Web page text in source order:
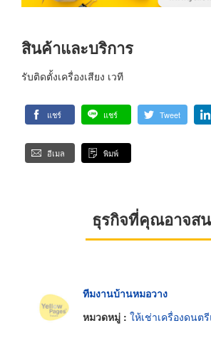
สินค้าและบริการ
รับติดตั้งเครื่องเสียง เวที
แชร์ แชร์ Tweet
อีเมล พิมพ์
ธุรกิจที่คุณอาจส
ทีมงานบ้านหมอวาง
หมวดหมู่ : ให้เช่าเครื่องดนตรีแ